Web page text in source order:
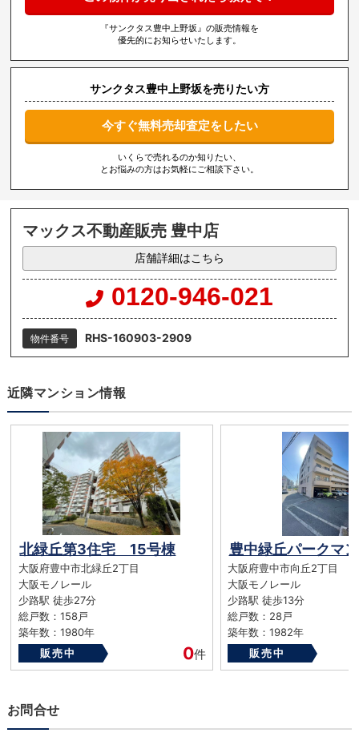
『サンクタス豊中上野坂』の販売情報を
優先的にお知らせいたします。
サンクタス豊中上野坂を売りたい方
今すぐ無料売却査定をしたい
いくらで売れるのか知りたい、
とお悩みの方はお気軽にご相談下さい。
マックス不動産販売 豊中店
店舗詳細はこちら
0120-946-021
物件番号 RHS-160903-2909
近隣マンション情報
北緑丘第3住宅 15号棟
大阪府豊中市北緑丘2丁目
大阪モノレール
少路駅 徒歩27分
総戸数：158戸
築年数：1980年
販売中
0件
豊中緑丘パークマ
大阪府豊中市向丘2丁目
大阪モノレール
少路駅 徒歩13分
総戸数：28戸
築年数：1982年
販売中
お問合せ